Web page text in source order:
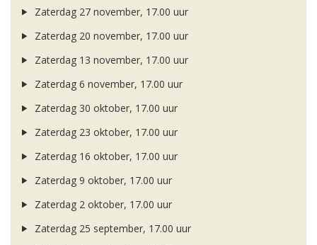
Zaterdag 27 november, 17.00 uur
Zaterdag 20 november, 17.00 uur
Zaterdag 13 november, 17.00 uur
Zaterdag 6 november, 17.00 uur
Zaterdag 30 oktober, 17.00 uur
Zaterdag 23 oktober, 17.00 uur
Zaterdag 16 oktober, 17.00 uur
Zaterdag 9 oktober, 17.00 uur
Zaterdag 2 oktober, 17.00 uur
Zaterdag 25 september, 17.00 uur